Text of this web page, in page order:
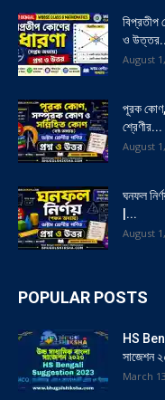
বিপ্রতীপ
ও
August
পূরক কোণ,
শ্রেণীর...
August
ঘনফল
|...
August
POPULAR POSTS
HS
সাজেশন
March